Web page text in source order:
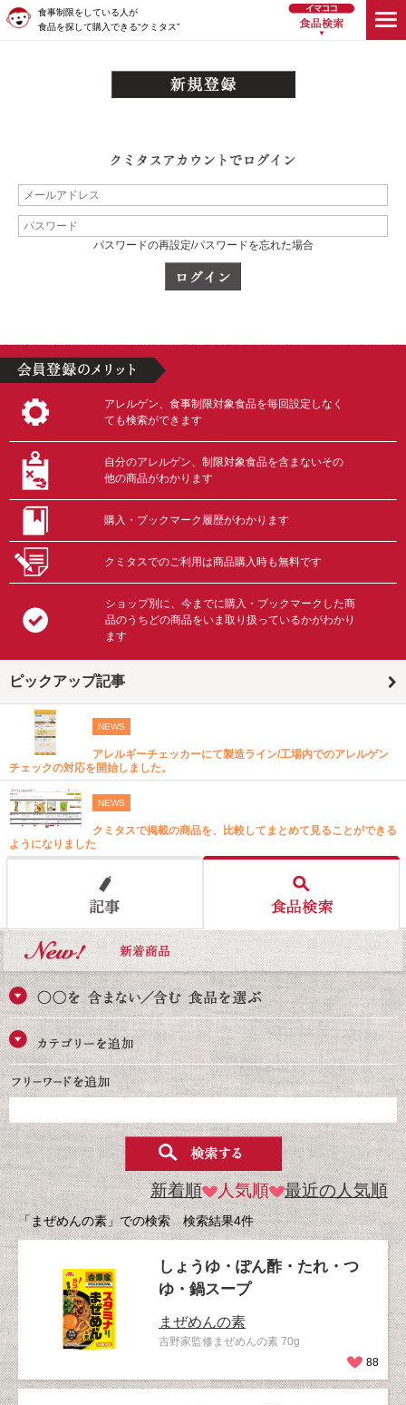
食事制限をしている人が
食品を探して購入できる“クミタス”
パスワードの再設定/パスワードを忘れた場合
アレルゲン、食事制限対象食品を毎回設定しなく
ても検索ができます
自分のアレルゲン、制限対象食品を含まないその
他の商品がわかります
購入・ブックマーク履歴がわかります
クミタスでのご利用は商品購入時も無料です
ショップ別に、今までに購入・ブックマークした商
品のうちどの商品をいま取り扱っているかがわかり
ます
ピックアップ記事
NEWS
アレルギーチェッカーにて製造ライン/工場内でのアレルゲン
チェックの対応を開始しました。
NEWS
クミタスで掲載の商品を、比較してまとめて見ることができる
ようになりました
新着順 人気順 最近の人気順
「まぜめんの素」での検索 検索結果4件
しょうゆ・ぽん酢・たれ・つ
ゆ・鍋スープ
まぜめんの素
吉野家監修まぜめんの素 70g
88